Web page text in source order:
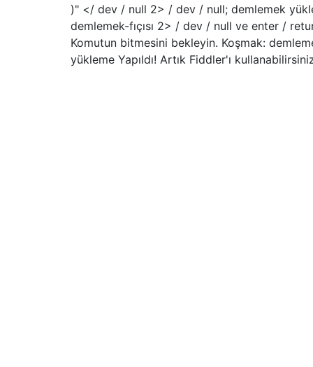
)" </ dev / null 2> / dev / null; demlemek
demlemek-fıçısı 2> / dev / null ve enter /
Komutun bitmesini bekleyin. Koşmak:
yükleme Yapıldı! Artık Fiddler'ı